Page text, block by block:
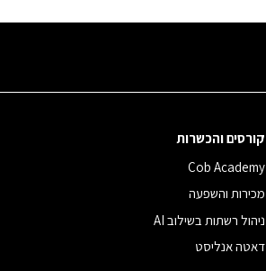
קורסים והכשרות
Cob Academy
מכירות והשפעה
ניהול רשתות בשילוב AI
דאטה אנליסט